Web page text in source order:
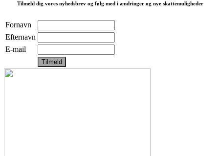
Tilmeld dig vores nyhedsbrev og følg med i ændringer og nye skattemuligheder
Fornavn
Efternavn
E-mail